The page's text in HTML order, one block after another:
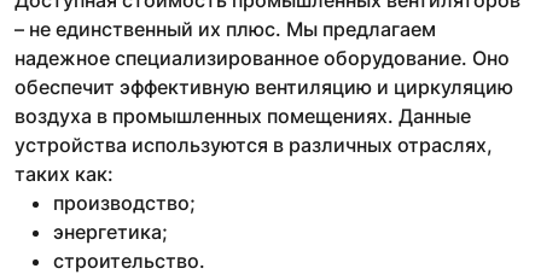
– не единственный их плюс. Мы предлагаем
надежное специализированное оборудование. Оно
обеспечит эффективную вентиляцию и циркуляцию
воздуха в промышленных помещениях. Данные
устройства используются в различных отраслях,
таких как:
производство;
энергетика;
строительство.